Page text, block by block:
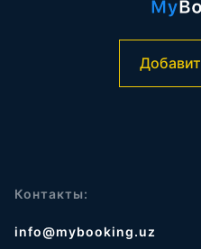
Контакты:
info@mybooking.uz